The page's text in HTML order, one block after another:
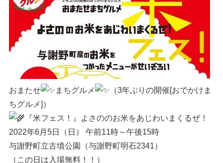
おまたせ まちグルメ
（3年ぶりの開催[おでかけま
ちグルメ]）
『米フェス！』よさののお米をあじわいまくるぜ！
2022年6月5日（日） 午前11時～午後15時
与謝野町立古墳公園（与謝野町明石2341）
（この日は入場無料！！）